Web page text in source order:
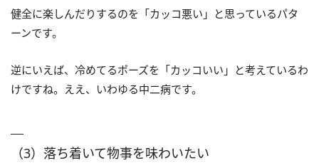
健全に楽しんだりするのを「カッコ悪い」と思っているパタ
ーンです。
逆にいえば、冷めてるポーズを「カッコいい」と考えているわ
けですね。ええ、いわゆる中二病です。
（3）落ち着いて物事を味わいたい